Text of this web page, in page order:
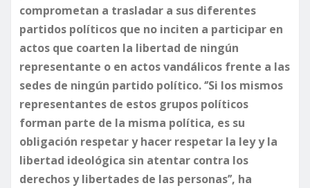
comprometan a trasladar a sus diferentes
partidos políticos que no inciten a participar en
actos que coarten la libertad de ningún
representante o en actos vandálicos frente a las
sedes de ningún partido político. ‘’Si los mismos
representantes de estos grupos políticos
forman parte de la misma política, es su
obligación respetar y hacer respetar la ley y la
libertad ideológica sin atentar contra los
derechos y libertades de las personas’’, ha